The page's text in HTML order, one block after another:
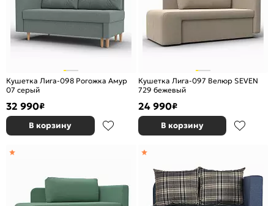
Кушетка Лига-098 Рогожка Амур
07 серый
32 990₽
В корзину
Кушетка Лига-097 Велюр SEVEN
729 бежевый
24 990₽
В корзину